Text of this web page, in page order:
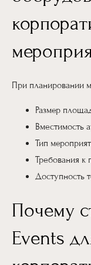
При планировании
Размер
Вместимость
Тип
Требования к
Доступность
Почему
Events